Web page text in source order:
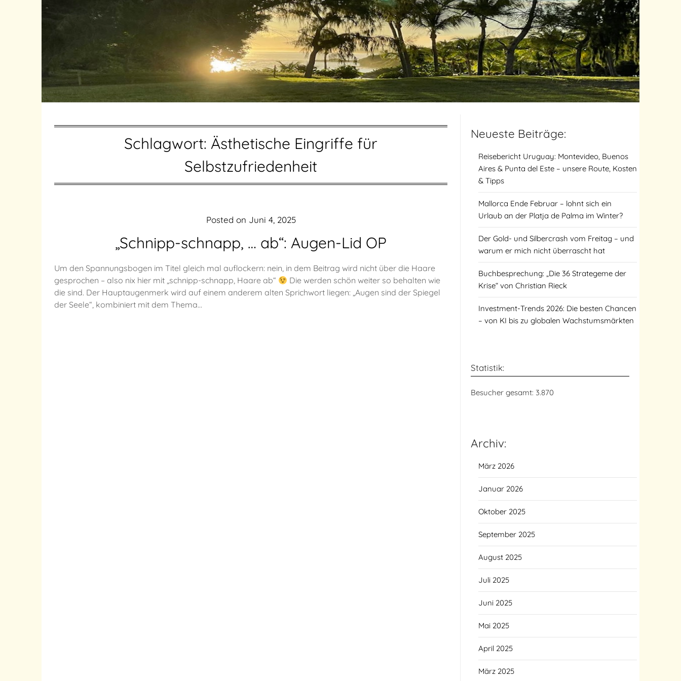
Schlagwort: Ästhetische Eingriffe für
Selbstzufriedenheit
„Schnipp-schnapp, … ab“: Augen-Lid OP
Posted on Juni 4, 2025
Um den Spannungsbogen im Titel gleich mal auflockern: nein, in dem Beitrag wird nicht über die Haare
gesprochen – also nix hier mit „schnipp-schnapp, Haare ab“
Die werden schön weiter so behalten wie
die sind. Der Hauptaugenmerk wird auf einem anderem alten Sprichwort liegen: „Augen sind der Spiegel
der Seele“, kombiniert mit dem Thema…
Neueste Beiträge:
Reisebericht Uruguay: Montevideo, Buenos
Aires & Punta del Este – unsere Route, Kosten
& Tipps
Mallorca Ende Februar – lohnt sich ein
Urlaub an der Platja de Palma im Winter?
Der Gold- und Silbercrash vom Freitag – und
warum er mich nicht überrascht hat
Buchbesprechung: „Die 36 Strategeme der
Krise“ von Christian Rieck
Investment-Trends 2026: Die besten Chancen
– von KI bis zu globalen Wachstumsmärkten
Statistik:
Besucher gesamt: 3.870
Archiv:
März 2026
Januar 2026
Oktober 2025
September 2025
August 2025
Juli 2025
Juni 2025
Mai 2025
April 2025
März 2025